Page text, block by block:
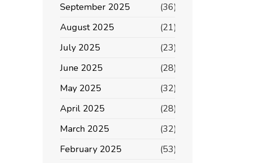
September 2025
(36)
August 2025
(21)
July 2025
(23)
June 2025
(28)
May 2025
(32)
April 2025
(28)
March 2025
(32)
February 2025
(53)